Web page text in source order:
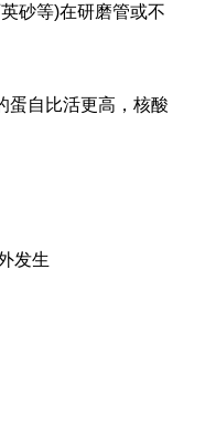
砂等)在研磨管或不
蛋自比活更高，核酸
发生